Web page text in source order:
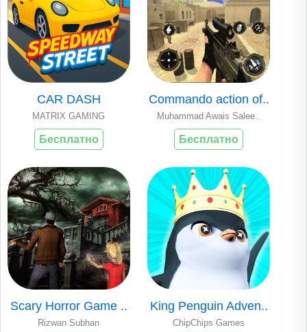
CAR DASH
MATRIX GAMING
Бесплатно
Commando action of..
Muhammad Awais Salee..
Бесплатно
Scary Horror Game ..
Rizwan Subhan
King Penguin Adven..
ChipChips Games